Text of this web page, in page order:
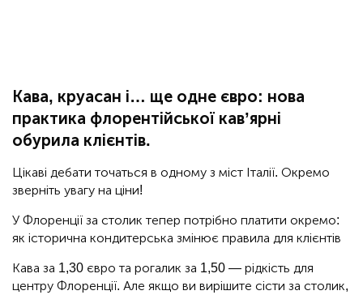
Кава, круасан і… ще одне євро: нова
практика флорентійської кав’ярні
обурила клієнтів.
Цікаві дебати точаться в одному з міст Італії. Окремо
зверніть увагу на ціни!
У Флоренції за столик тепер потрібно платити окремо:
як історична кондитерська змінює правила для клієнтів
Кава за 1,30 євро та рогалик за 1,50 — рідкість для
центру Флоренції. Але якщо ви вирішите сісти за столик,